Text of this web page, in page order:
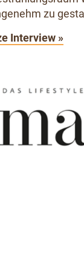
zu
Interview »